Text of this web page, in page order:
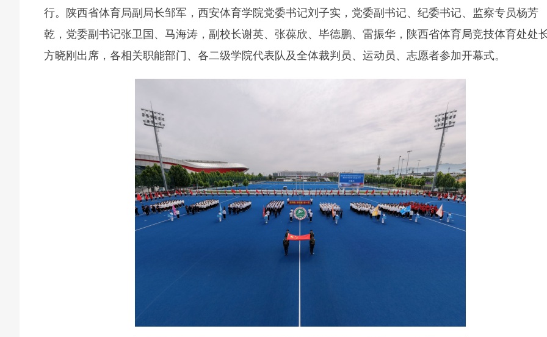
行。陕西省体育局副局长邹军，西安体育学院党委书记刘子实，党委副书记、纪委书记、监察专员杨芳
乾，党委副书记张卫国、马海涛，副校长谢英、张葆欣、毕德鹏、雷振华，陕西省体育局竞技体育处处
方晓刚出席，各相关职能部门、各二级学院代表队及全体裁判员、运动员、志愿者参加开幕式。